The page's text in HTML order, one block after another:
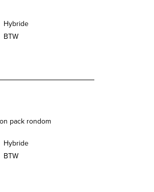
Hybride
BTW
pack rondom
Hybride
BTW